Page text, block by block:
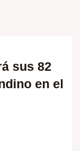
sus 82
en el